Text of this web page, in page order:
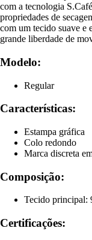
com a tecnologia
propriedades de
com um tecido suave e
grande liberdade de
Modelo:
Regular
Características:
Estampa gráfica
Colo redondo
Marca discreta
Composição:
Tecido principal:
Certificações: